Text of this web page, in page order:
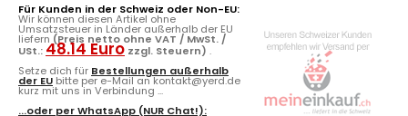
Für Kunden in der Schweiz oder Non-EU:
Wir können diesen Artikel ohne
Umsatzsteuer in Länder außerhalb der EU
liefern (Preis netto ohne VAT / MwSt. /
USt.: 48.14 Euro zzgl. Steuern) .
Setze dich für Bestellungen außerhalb
der EU bitte per e-Mail an kontakt@yerd.de
kurz mit uns in Verbindung ...
...oder perWhatsApp (NUR Chat!):